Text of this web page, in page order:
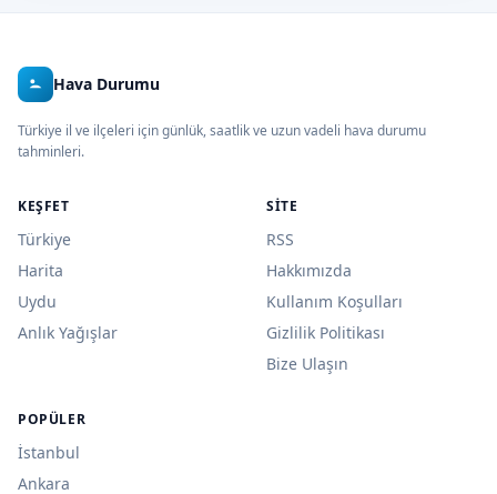
Hava Durumu
Türkiye il ve ilçeleri için günlük, saatlik ve uzun vadeli hava durumu
tahminleri.
KEŞFET
Türkiye
Harita
Uydu
Anlık Yağışlar
SITE
RSS
Hakkımızda
Kullanım Koşulları
Gizlilik Politikası
Bize Ulaşın
POPÜLER
İstanbul
Ankara